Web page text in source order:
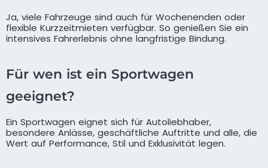
Ja, viele Fahrzeuge sind auch für Wochenenden oder
flexible Kurzzeitmieten verfügbar. So genießen Sie ein
intensives Fahrerlebnis ohne langfristige Bindung.
Für wen ist ein Sportwagen
geeignet?
Ein Sportwagen eignet sich für Autoliebhaber,
besondere Anlässe, geschäftliche Auftritte und alle, die
Wert auf Performance, Stil und Exklusivität legen.